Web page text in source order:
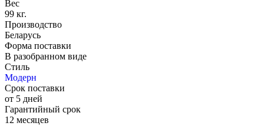
Вес
99 кг.
Производство
Беларусь
Форма поставки
В разобранном виде
Стиль
Модерн
Срок поставки
от 5 дней
Гарантийный срок
12 месяцев